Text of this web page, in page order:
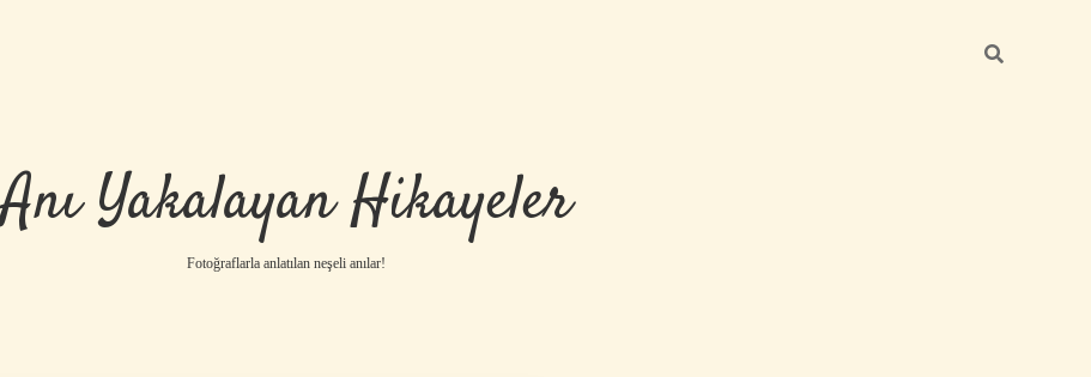
Anı Yakalayan Hikayeler
Fotoğraflarla anlatılan neşeli anılar!